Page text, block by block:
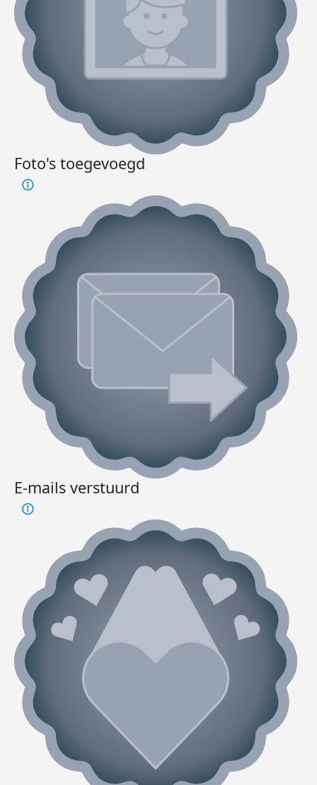
Foto's toegevoegd
E-mails verstuurd